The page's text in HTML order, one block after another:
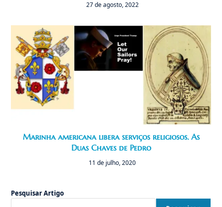
27 de agosto, 2022
Marinha americana libera serviços religiosos. As
Duas Chaves de Pedro
11 de julho, 2020
Pesquisar Artigo